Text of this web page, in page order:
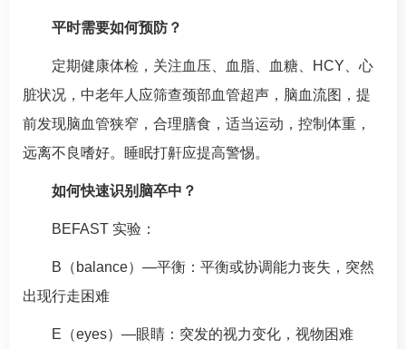
平时需要如何预防？
定期健康体检，关注血压、血脂、血糖、HCY、心
脏状况，中老年人应筛查颈部血管超声，脑血流图，提
前发现脑血管狭窄，合理膳食，适当运动，控制体重，
远离不良嗜好。睡眠打鼾应提高警惕。
如何快速识别脑卒中？
BEFAST 实验：
B（balance）—平衡：平衡或协调能力丧失，突然
出现行走困难
E（eyes）—眼睛：突发的视力变化，视物困难